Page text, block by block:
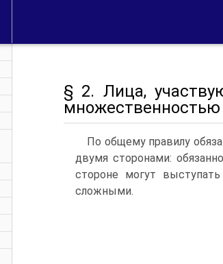
§ 2. Лица,
По общему правилу
двумя сторонами:
стороне могут
сложными.